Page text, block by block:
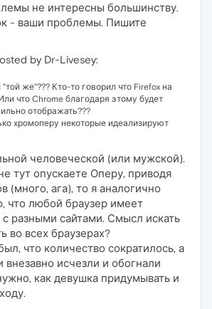
не интересны большинству.
- ваши проблемы. Пишите
by Dr-Livesey:
"той же"??? Кто-то говорил что Firefox на
что Chrome благодаря этому будет
отображать???
хромоперу некоторые идеализируют
человеческой (или мужской).
тут опускаете Оперу, приводя
(много, ага), то я аналогично
что любой браузер имеет
разными сайтами. Смысл искать
во всех браузерах?
что количество сократилось, а
внезавно исчезли и обогнали
как девушка придумывать и